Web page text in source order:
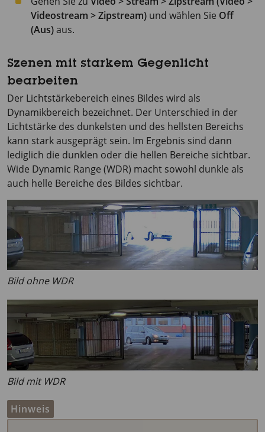
Videostream > Zipstream) und wählen Sie Off
(Aus)aus.
Szenen mit starkem Gegenlicht
bearbeiten
Der Lichtstärkebereich eines Bildes wird als
Dynamikbereich bezeichnet. Der Unterschied in der
Lichtstärke des dunkelsten und des hellsten Bereichs
kann stark ausgeprägt sein. Im Ergebnis sind dann
lediglich die dunklen oder die hellen Bereiche sichtbar.
Wide Dynamic Range (WDR) macht sowohl dunkle als
auch helle Bereiche des Bildes sichtbar.
Bild ohne WDR
Bild mit WDR
Hinweis